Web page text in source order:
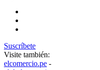
Suscríbete
Visite también:
elcomercio.pe -